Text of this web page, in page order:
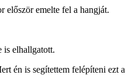
először emelte fel a hangját.
is elhallgatott.
én is segítettem felépíteni ezt